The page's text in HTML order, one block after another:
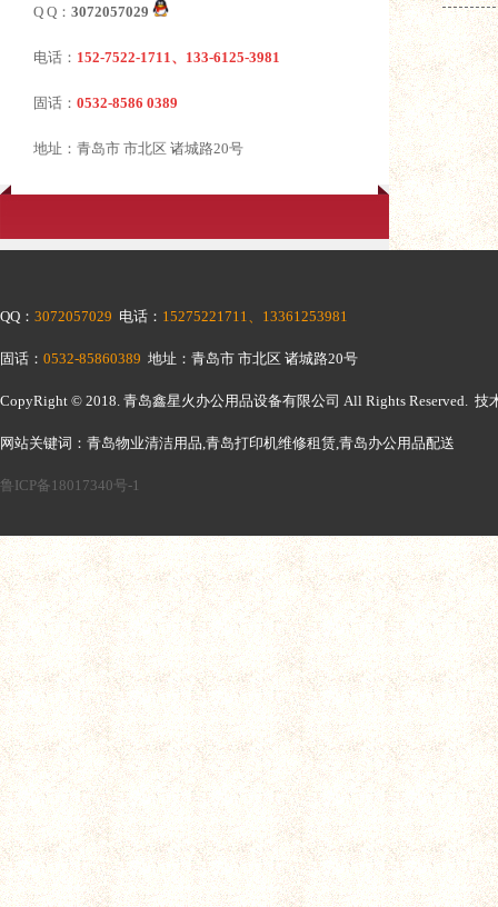
Q Q： 3072057029
电话： 152-7522-1711、133-6125-3981
固话： 0532-8586 0389
地址：青岛市 市北区 诸城路20号
QQ： 3072057029 电话： 15275221711、13361253981
固话： 0532-85860389 地址：青岛市 市北区 诸城路20号
CopyRight © 2018. 青岛鑫星火办公用品设备有限公司 All Rights Reserved. 技
网站关键词：青岛物业清洁用品,青岛打印机维修租赁,青岛办公用品配送
鲁ICP备18017340号-1